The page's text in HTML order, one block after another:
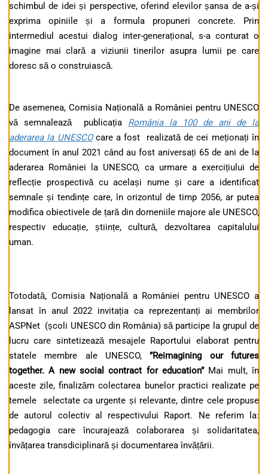
schimbul de idei și perspective, oferind elevilor șansa de a-și
exprima opiniile și a formula propuneri concrete. Prin
intermediul acestui dialog inter-generațional, s-a conturat o
imagine mai clară a viziunii tinerilor asupra lumii pe care
doresc să o construiască.
De asemenea, Comisia Națională a României pentru UNESCO
vă semnalează publicația România la 100 de ani de la
aderarea la UNESCOcare a fost realizată de cei meționați în
document în anul 2021 când au fost aniversați 65 de ani de la
aderarea României la UNESCO, ca urmare a exercițiului de
reflecție prospectivă cu același nume și care a identificat
semnale și tendințe care, în orizontul de timp 2056, ar putea
modifica obiectivele de țară din domeniile majore ale UNESCO,
respectiv educație, științe, cultură, dezvoltarea capitalului
uman.
Totodată, Comisia Națională a României pentru UNESCO a
lansat în anul 2022 invitația ca reprezentanți ai membrilor
ASPNet (școli UNESCO din România) să participe la grupul de
lucru care sintetizează mesajele Raportului elaborat pentru
statele membre ale UNESCO,”Reimagining our futures
together. A new social contract for education”Mai mult, în
aceste zile, finalizăm colectarea bunelor practici realizate pe
temele selectate ca urgente și relevante, dintre cele propuse
de autorul colectiv al respectivului Raport. Ne referim la:
pedagogia care încurajează colaborarea și solidaritatea,
învățarea transdiciplinară și documentarea învățării.